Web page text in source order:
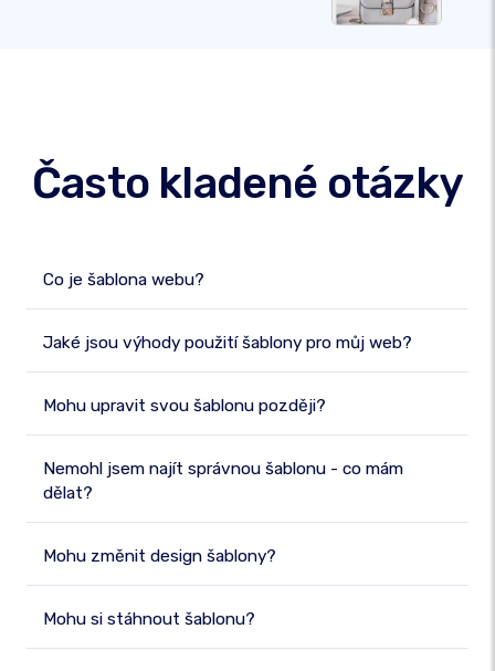
Často kladené otázky
Co je šablona webu?
Jaké jsou výhody použití šablony pro můj web?
Mohu upravit svou šablonu později?
Nemohl jsem najít správnou šablonu - co mám
dělat?
Mohu změnit design šablony?
Mohu si stáhnout šablonu?